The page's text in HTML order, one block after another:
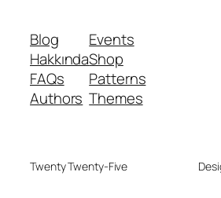
Blog
Hakkında
FAQs
Authors
Events
Shop
Patterns
Themes
Twenty Twenty-Five